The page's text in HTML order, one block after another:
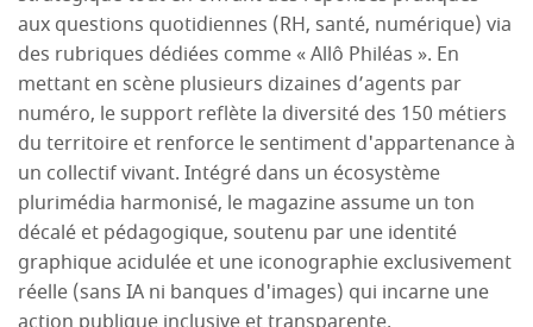
aux questions quotidiennes (RH, santé, numérique) via
des rubriques dédiées comme « Allô Philéas ». En
mettant en scène plusieurs dizaines d’agents par
numéro, le support reflète la diversité des 150 métiers
du territoire et renforce le sentiment d'appartenance à
un collectif vivant. Intégré dans un écosystème
plurimédia harmonisé, le magazine assume un ton
décalé et pédagogique, soutenu par une identité
graphique acidulée et une iconographie exclusivement
réelle (sans IA ni banques d'images) qui incarne une